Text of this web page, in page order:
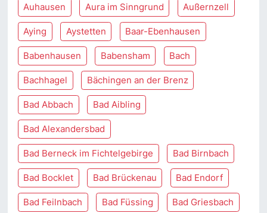
Auhausen Aura im Sinngrund Außernzell
Aying Aystetten Baar-Ebenhausen
Babenhausen Babensham Bach
Bachhagel Bächingen an der Brenz
Bad Abbach Bad Aibling
Bad Alexandersbad
Bad Berneck im Fichtelgebirge Bad Birnbach
Bad Bocklet Bad Brückenau Bad Endorf
Bad Feilnbach Bad Füssing Bad Griesbach